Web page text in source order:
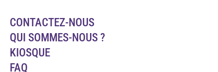
CONTACTEZ-NOUS
QUI SOMMES-NOUS ?
KIOSQUE
FAQ